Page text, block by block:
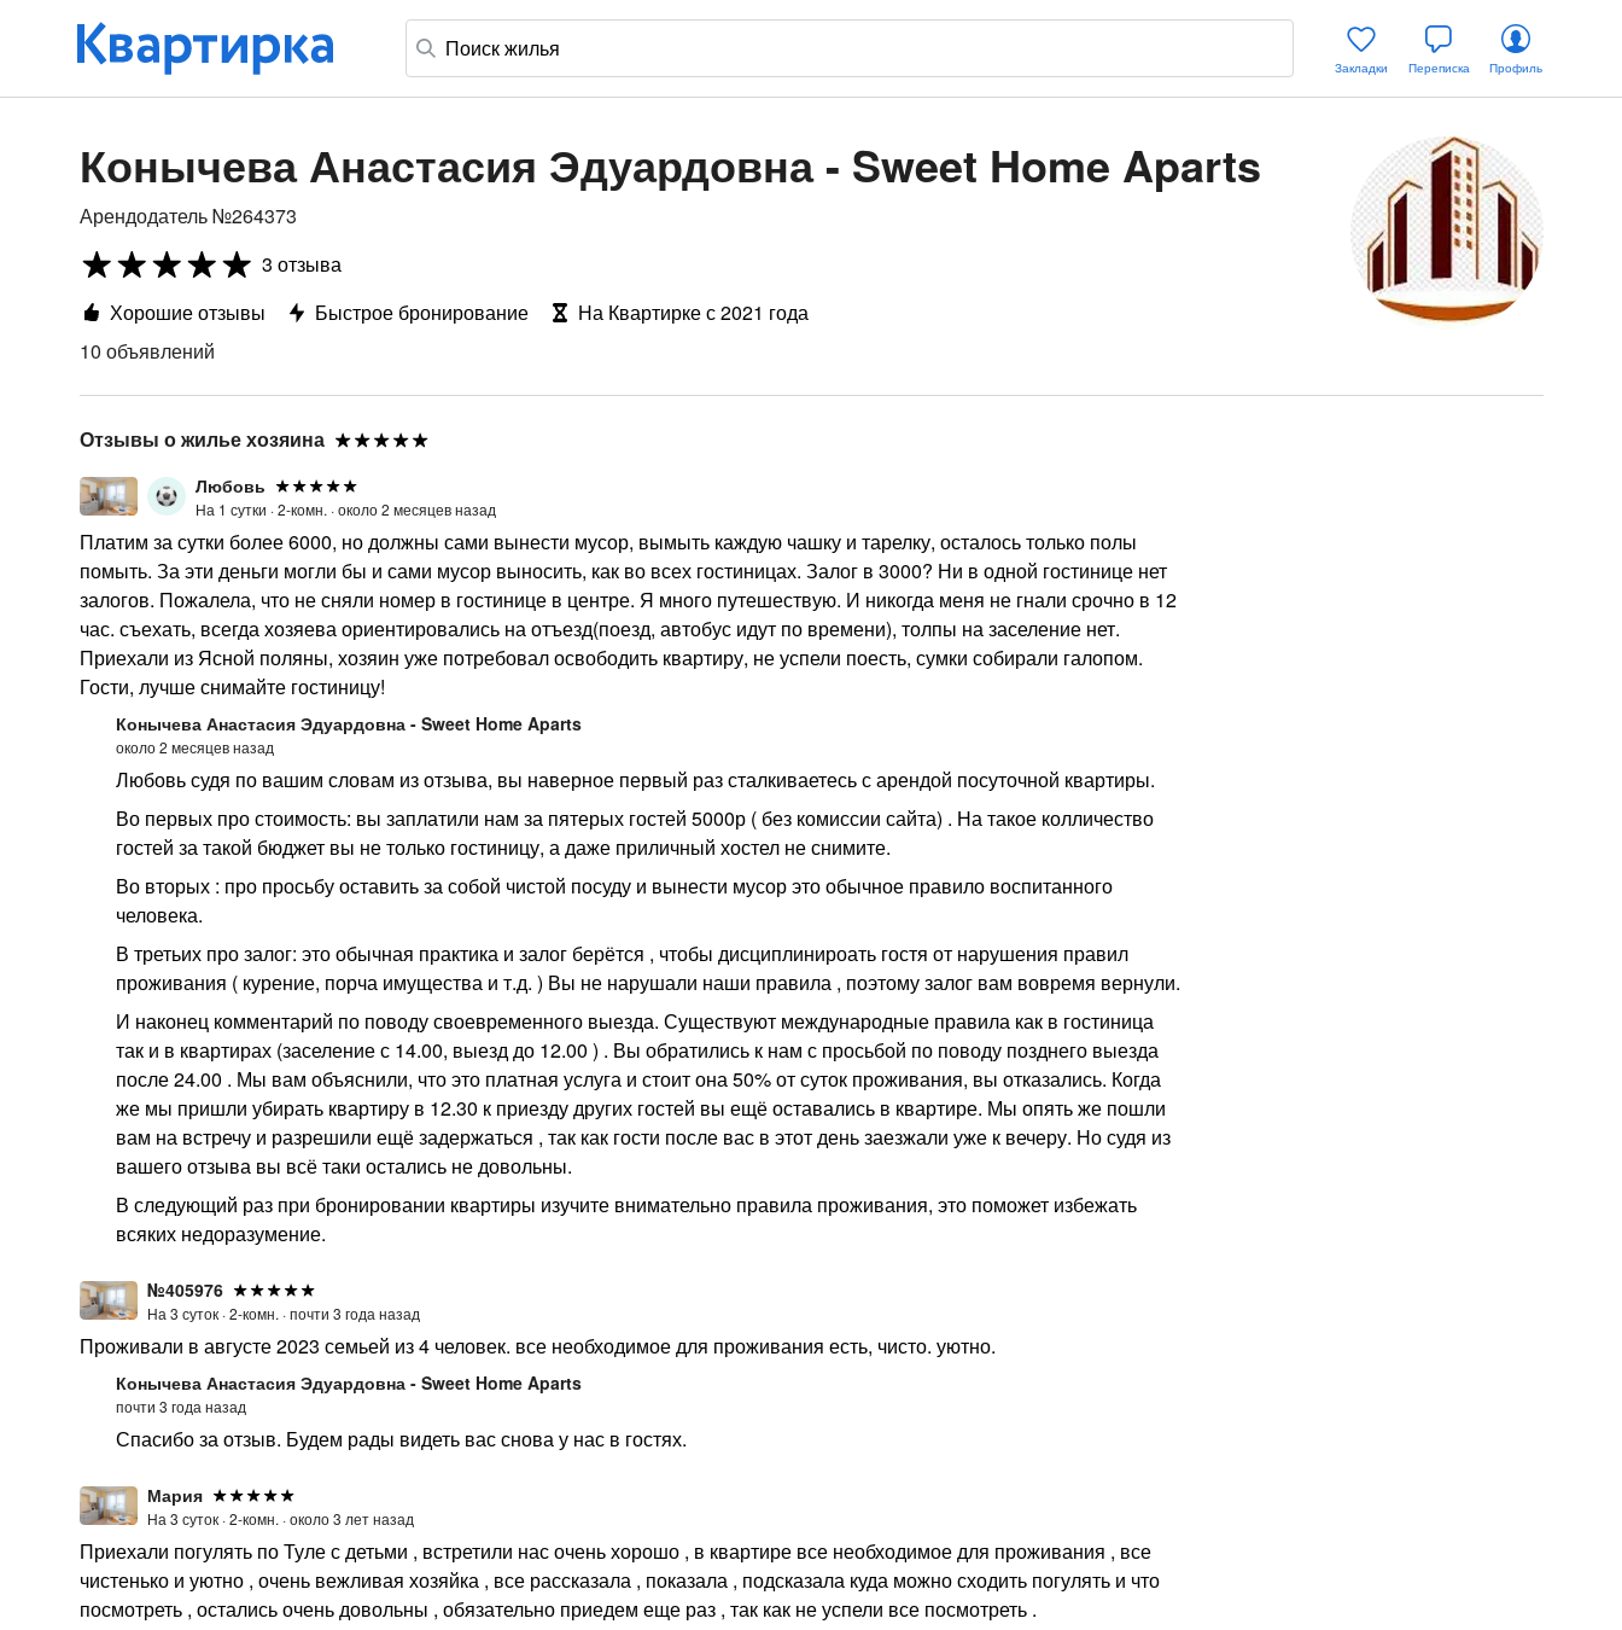
Закладки Переписка Профиль
Конычева Анастасия Эдуардовна - Sweet Home Aparts
Арендодатель №264373
3 отзыва
Хорошие отзывы
Быстрое бронирование
На Квартирке с 2021 года
10 объявлений
Отзывы о жилье хозяина
Любовь
На 1 сутки ·2-комн. ·около 2 месяцев назад
Платим за сутки более 6000, но должны сами вынести мусор, вымыть каждую чашку и тарелку, осталось только полы
помыть. За эти деньги могли бы и сами мусор выносить, как во всех гостиницах. Залог в 3000? Ни в одной гостинице нет
залогов. Пожалела, что не сняли номер в гостинице в центре. Я много путешествую. И никогда меня не гнали срочно в 12
час. съехать, всегда хозяева ориентировались на отъезд(поезд, автобус идут по времени), толпы на заселение нет.
Приехали из Ясной поляны, хозяин уже потребовал освободить квартиру, не успели поесть, сумки собирали галопом.
Гости, лучше снимайте гостиницу!
Конычева Анастасия Эдуардовна - Sweet Home Aparts
около 2 месяцев назад
Любовь судя по вашим словам из отзыва, вы наверное первый раз сталкиваетесь с арендой посуточной квартиры.
Во первых про стоимость: вы заплатили нам за пятерых гостей 5000р ( без комиссии сайта) . На такое колличество
гостей за такой бюджет вы не только гостиницу, а даже приличный хостел не снимите.
Во вторых : про просьбу оставить за собой чистой посуду и вынести мусор это обычное правило воспитанного
человека.
В третьих про залог: это обычная практика и залог берётся , чтобы дисциплинироать гостя от нарушения правил
проживания ( курение, порча имущества и т.д. ) Вы не нарушали наши правила , поэтому залог вам вовремя вернули.
И наконец комментарий по поводу своевременного выезда. Существуют международные правила как в гостиница
так и в квартирах (заселение с 14.00, выезд до 12.00 ) . Вы обратились к нам с просьбой по поводу позднего выезда
после 24.00 . Мы вам объяснили, что это платная услуга и стоит она 50% от суток проживания, вы отказались. Когда
же мы пришли убирать квартиру в 12.30 к приезду других гостей вы ещё оставались в квартире. Мы опять же пошли
вам на встречу и разрешили ещё задержаться , так как гости после вас в этот день заезжали уже к вечеру. Но судя из
вашего отзыва вы всё таки остались не довольны.
В следующий раз при бронировании квартиры изучите внимательно правила проживания, это поможет избежать
всяких недоразумение.
№405976
На 3 суток ·2-комн. ·почти 3 года назад
Проживали в августе 2023 семьей из 4 человек. все необходимое для проживания есть, чисто. уютно.
Конычева Анастасия Эдуардовна - Sweet Home Aparts
почти 3 года назад
Спасибо за отзыв. Будем рады видеть вас снова у нас в гостях.
Мария
На 3 суток ·2-комн. ·около 3 лет назад
Приехали погулять по Туле с детьми , встретили нас очень хорошо , в квартире все необходимое для проживания , все
чистенько и уютно , очень вежливая хозяйка , все рассказала , показала , подсказала куда можно сходить погулять и что
посмотреть , остались очень довольны , обязательно приедем еще раз , так как не успели все посмотреть .